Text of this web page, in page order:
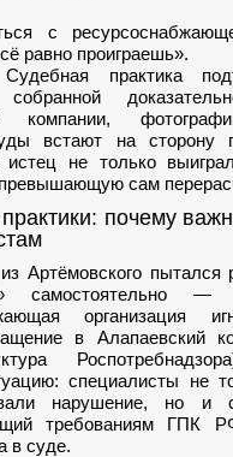
с
равно проиграешь».
Судебная практика
собранной
компании,
встают на сторону
не только
сам
почему
Артёмовского пытался
—
организация
в Алапаевский
специалисты не
нарушение, но и
требованиям ГПК
в суде.